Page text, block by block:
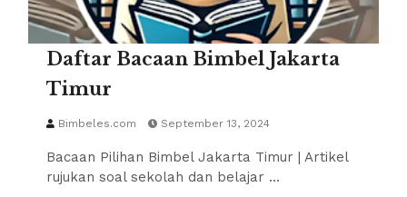
Daftar Bacaan Bimbel Jakarta
Timur
Bimbeles.com September 13, 2024
Bacaan Pilihan Bimbel Jakarta Timur | Artikel
rujukan soal sekolah dan belajar …